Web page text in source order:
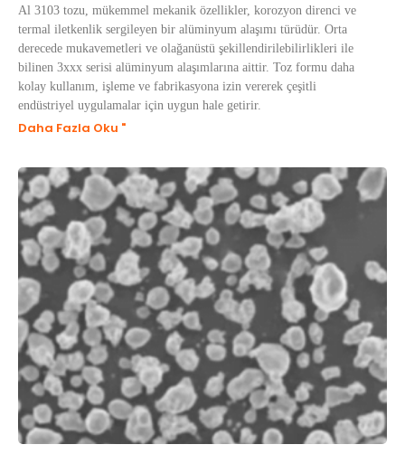
Al 3103 tozu, mükemmel mekanik özellikler, korozyon direnci ve
termal iletkenlik sergileyen bir alüminyum alaşımı türüdür. Orta
derecede mukavemetleri ve olağanüstü şekillendirilebilirlikleri ile
bilinen 3xxx serisi alüminyum alaşımlarına aittir. Toz formu daha
kolay kullanım, işleme ve fabrikasyona izin vererek çeşitli
endüstriyel uygulamalar için uygun hale getirir.
Daha Fazla Oku "